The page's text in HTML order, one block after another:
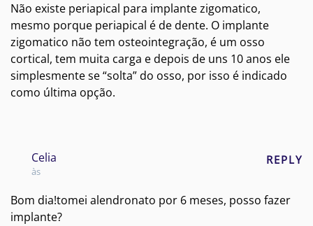
Não existe periapical para implante zigomatico,
mesmo porque periapical é de dente. O implante
zigomatico não tem osteointegração, é um osso
cortical, tem muita carga e depois de uns 10 anos ele
simplesmente se “solta” do osso, por isso é indicado
como última opção.
Celia
às
REPLY
Bom dia!tomei alendronato por 6 meses, posso fazer
implante?